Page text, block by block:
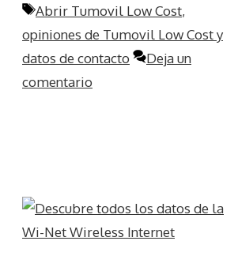
Etiquetas
Abrir Tumovil Low Cost,
opiniones de Tumovil Low Cost y
datos de contacto
Deja un
comentario